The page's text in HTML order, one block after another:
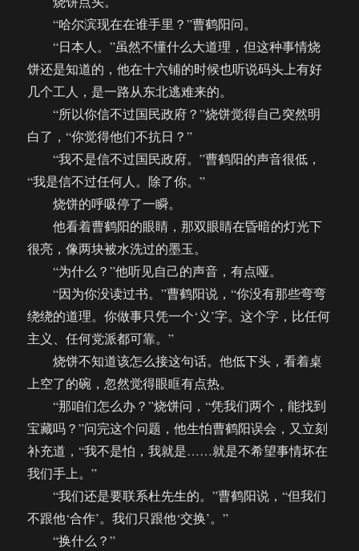
“哈尔滨现在在谁手里？”曹鹤阳问。
“日本人。”虽然不懂什么大道理，但这种事情烧
饼还是知道的，他在十六铺的时候也听说码头上有好
几个工人，是一路从东北逃难来的。
“所以你信不过国民政府？”烧饼觉得自己突然明
白了，“你觉得他们不抗日？”
“我不是信不过国民政府。”曹鹤阳的声音很低，
“我是信不过任何人。除了你。”
烧饼的呼吸停了一瞬。
他看着曹鹤阳的眼睛，那双眼睛在昏暗的灯光下
很亮，像两块被水洗过的墨玉。
“为什么？”他听见自己的声音，有点哑。
“因为你没读过书。”曹鹤阳说，“你没有那些弯弯
绕绕的道理。你做事只凭一个‘义’字。这个字，比任何
主义、任何党派都可靠。”
烧饼不知道该怎么接这句话。他低下头，看着桌
上空了的碗，忽然觉得眼眶有点热。
“那咱们怎么办？”烧饼问，“凭我们两个，能找到
宝藏吗？”问完这个问题，他生怕曹鹤阳误会，又立刻
补充道，“我不是怕，我就是……就是不希望事情坏在
我们手上。”
“我们还是要联系杜先生的。”曹鹤阳说，“但我们
不跟他‘合作’。我们只跟他‘交换’。”
“换什么？”